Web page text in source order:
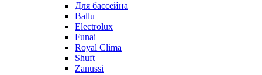
Для бассейна
Ballu
Electrolux
Funai
Royal Clima
Shuft
Zanussi